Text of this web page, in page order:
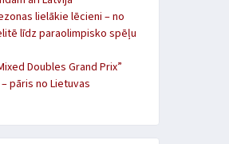
lielākie lēcieni – no
līdz paraolimpisko spēļu
Doubles Grand Prix”
pāris no Lietuvas